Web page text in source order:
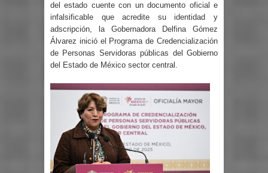
del estado cuente con un documento oficial e
infalsificable que acredite su identidad y
adscripción, la Gobernadora Delfina Gómez
Álvarez inició el Programa de Credencialización
de Personas Servidoras públicas del Gobierno
del Estado de México sector central.